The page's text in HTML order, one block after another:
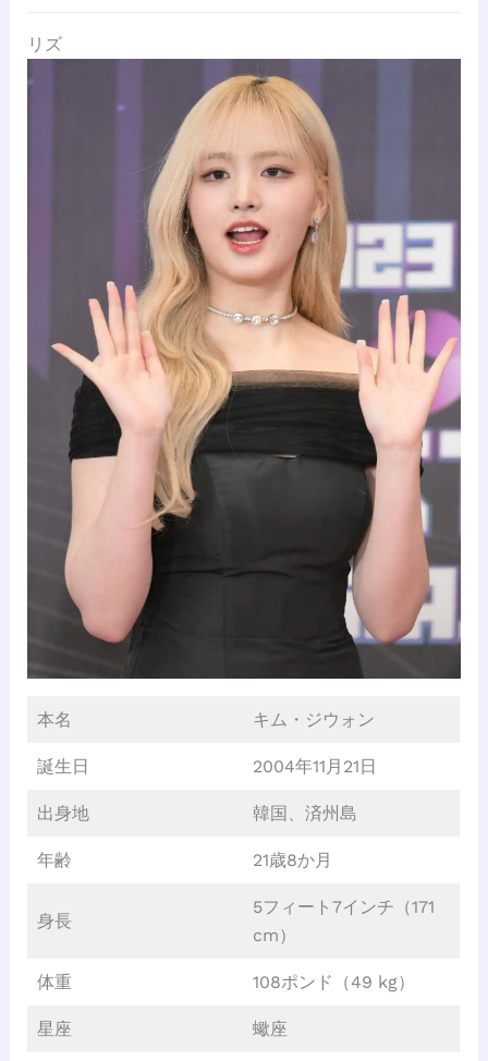
リズ
本名 キム・ジウォン
誕生日 2004年11月21日
出身地 韓国、済州島
年齢 21歳8か月
身長
5フィート7インチ（171
cm）
体重 108ポンド（49 kg）
星座 蠍座